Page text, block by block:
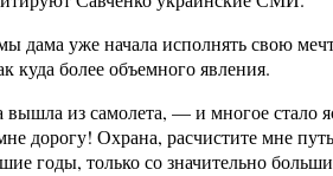
уже начала исполнять свою
более объемного явления.
из самолета, — и многое
дорогу! Охрана, расчистите мне
только со значительно